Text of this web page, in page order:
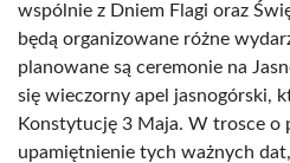
wspólnie z Dniem Flagi oraz
będą organizowane różne
planowane są ceremonie na
się wieczorny apel jasnogórski,
Konstytucję 3 Maja. W trosce o
upamiętnienie tych ważnych